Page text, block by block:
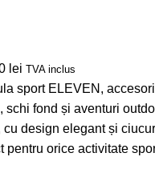
lei TVA inclus
sport ELEVEN,
schi fond și aventuri
cu design elegant și
pentru orice activitate